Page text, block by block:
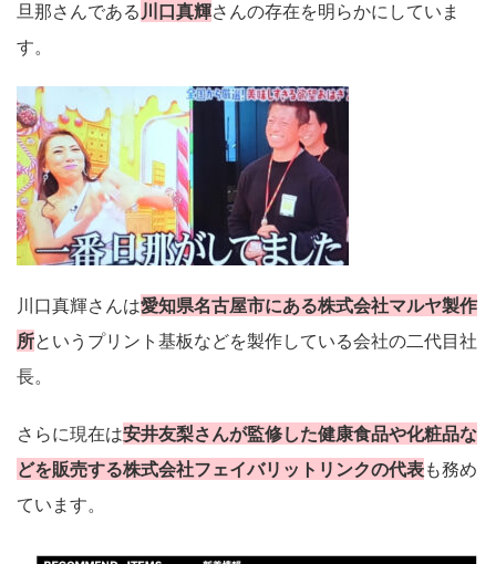
旦那さんである 川口真輝さんの存在を明らかにしていま
す。
川口真輝さんは愛知県名古屋市にある株式会社マルヤ製作
所というプリント基板などを製作している会社の二代目社
長。
さらに現在は安井友梨さんが監修した健康食品や化粧品な
どを販売する株式会社フェイバリットリンクの代表も務め
ています。